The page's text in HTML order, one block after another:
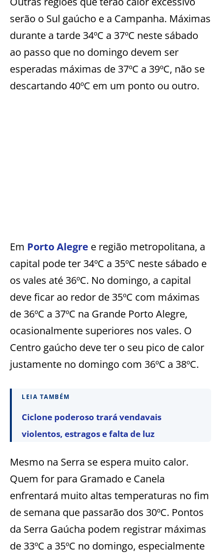
serão o Sul gaúcho e a Campanha. Máximas
durante a tarde 34ºC a 37ºC neste sábado
ao passo que no domingo devem ser
esperadas máximas de 37ºC a 39ºC, não se
descartando 40ºC em um ponto ou outro.
Em Porto Alegre e região metropolitana, a
capital pode ter 34ºC a 35ºC neste sábado e
os vales até 36ºC. No domingo, a capital
deve ficar ao redor de 35ºC com máximas
de 36ºC a 37ºC na Grande Porto Alegre,
ocasionalmente superiores nos vales. O
Centro gaúcho deve ter o seu pico de calor
justamente no domingo com 36ºC a 38ºC.
LEIA TAMBÉM
Ciclone poderoso trará vendavais
violentos, estragos e falta de luz
Mesmo na Serra se espera muito calor.
Quem for para Gramado e Canela
enfrentará muito altas temperaturas no fim
de semana que passarão dos 30ºC. Pontos
da Serra Gaúcha podem registrar máximas
de 33ºC a 35ºC no domingo, especialmente